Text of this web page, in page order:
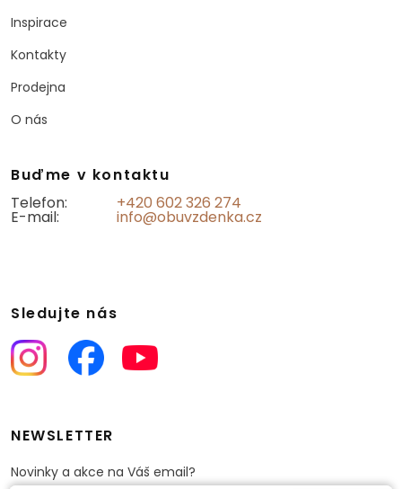
Inspirace
Kontakty
Prodejna
O nás
Buďme v kontaktu
Telefon:
+420 602 326 274
E-mail: info@obuvzdenka.cz
Sledujte nás
NEWSLETTER
Novinky a akce na Váš email?